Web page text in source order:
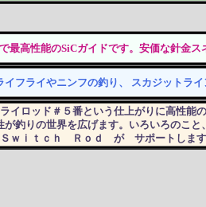
最高性能のSiCガイドです。安価な針金
イフライやニンフの釣り、 スカジットラ
イロッド＃５番という仕上がりに高性
が釣りの世界を広げます。いろいろ
ｗｉｔｃｈ Ｒｏｄ が サポートしま